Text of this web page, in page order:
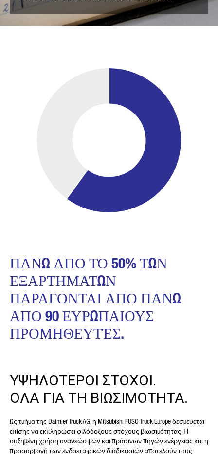
ΠΑΝΩ ΑΠΟ ΤΟ 50% ΤΩΝ
ΕΞΑΡΤΗΜΑΤΩΝ
ΠΑΡΑΓΟΝΤΑΙ ΑΠΟ ΠΑΝΩ
ΑΠΟ 90 ΕΥΡΩΠΑΙΟΥΣ
ΠΡΟΜΗΘΕΥΤΈΣ.
ΥΨΗΛΟΤΕΡΟΙ ΣΤΟΧΟΙ.
ΟΛΑ ΓΙΑ ΤΗ ΒΙΩΣΙΜΟΤΗΤΑ.
Ως τμήμα της Daimler Truck AG, η Mitsubishi FUSO Truck Europe δεσμεύεται
επίσης να εκπληρώσει φιλόδοξους στόχους βιωσιμότητας. Η
αυξημένη χρήση ανανεώσιμων και πράσινων πηγών ενέργειας και η
προσαρμογή των ενδοεταιρικών διαδικασιών αποτελούν τους